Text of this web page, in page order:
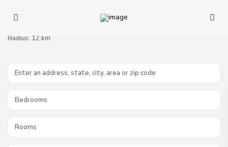
Radius: 12 km